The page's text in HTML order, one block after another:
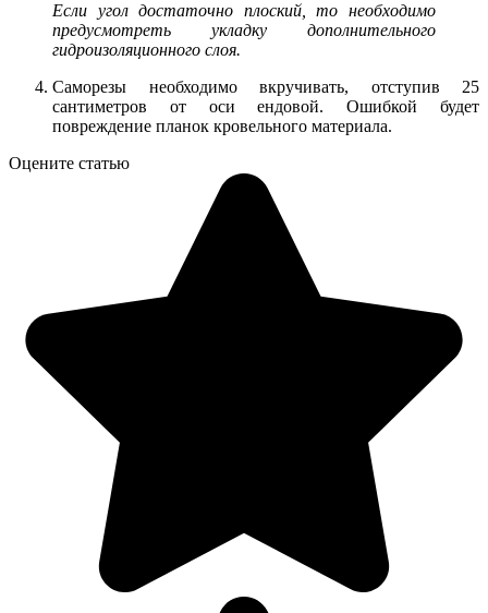
Если угол достаточно плоский, то необходимо
предусмотреть укладку дополнительного
гидроизоляционного слоя.
Саморезы необходимо вкручивать, отступив 25
сантиметров от оси ендовой. Ошибкой будет
повреждение планок кровельного материала.
Оцените статью